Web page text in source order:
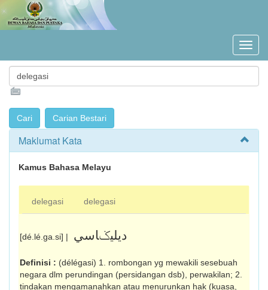
Maklumat Kata
Kamus Bahasa Melayu
delegasi delegasi
[dé.lé.ga.si] | ديليݢاسي
Definisi : (délégasi) 1. rombongan yg mewakili sesebuah
negara dlm perundingan (persidang­an dsb), perwakilan; 2.
tindakan mengamanah­kan atau menurunkan hak (kuasa,